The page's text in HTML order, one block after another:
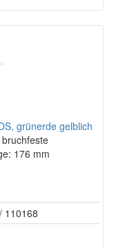
grünerde gelblich
176 mm
/ 110168